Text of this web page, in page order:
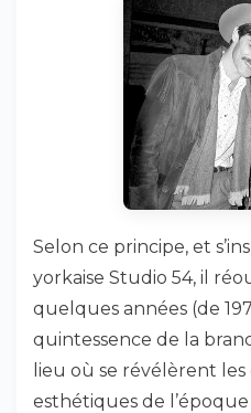
Selon ce principe, et
yorkaise Studio 54, il
quelques années (de
quintessence de la
lieu où se révélèrent
esthétiques de